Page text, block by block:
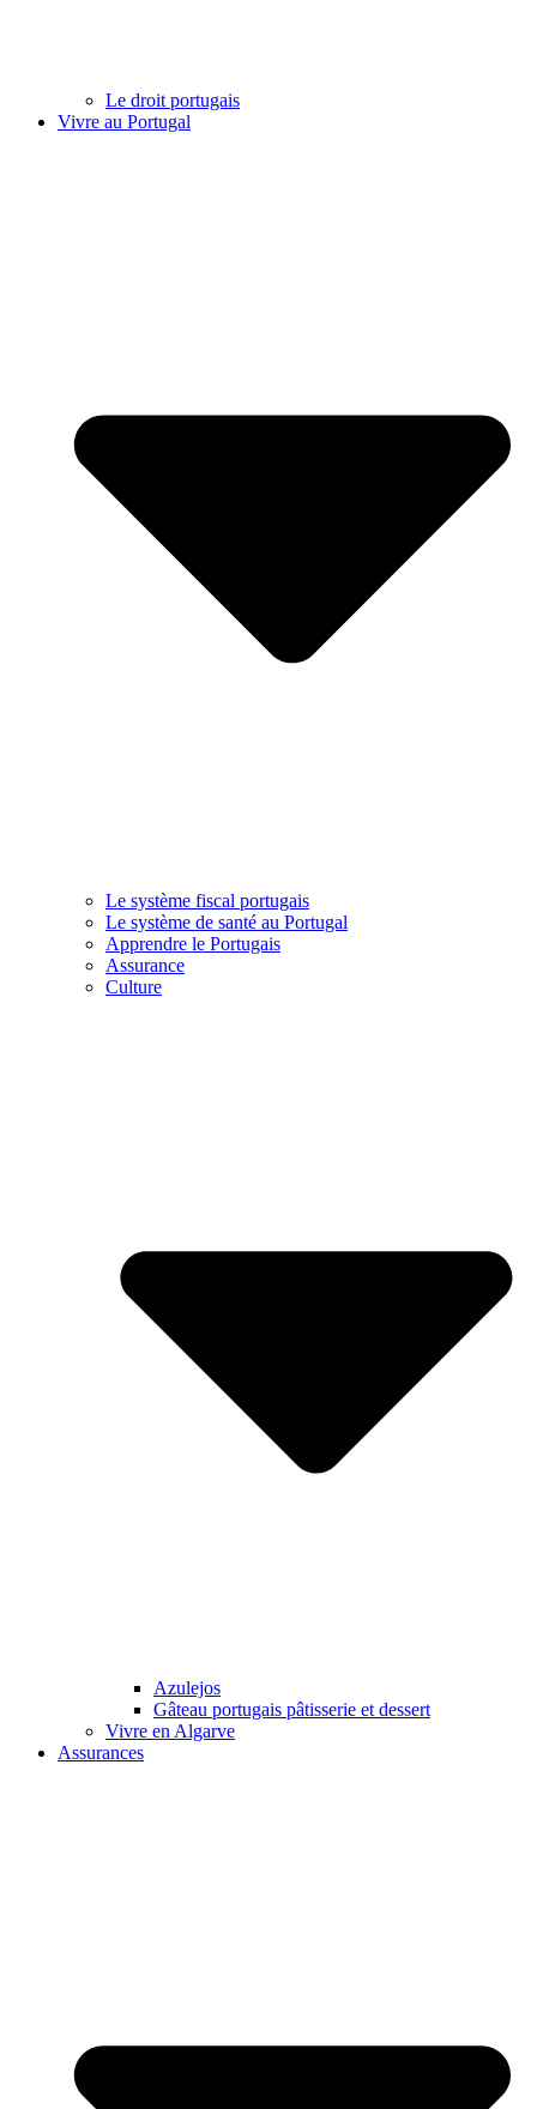
Le droit portugais
Vivre au Portugal
Le système fiscal portugais
Le système de santé au Portugal
Apprendre le Portugais
Assurance
Culture
Azulejos
Gâteau portugais pâtisserie et dessert
Vivre en Algarve
Assurances